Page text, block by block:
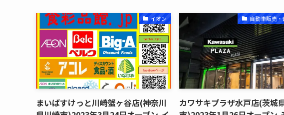
イオン
まいばすけっと川崎蟹ヶ谷店(神奈川
自動車販売
カワサキプラザ水戸店(茨城